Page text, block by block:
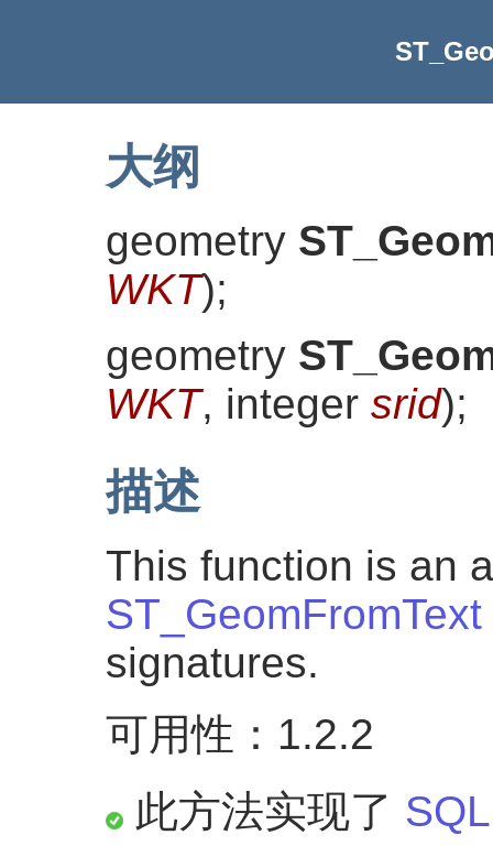
大纲
geometry
WKT);
geometry
WKT, integer srid);
描述
This function is an
ST_GeomFromText
signatures.
可用性：1.2.2
此方法实现了